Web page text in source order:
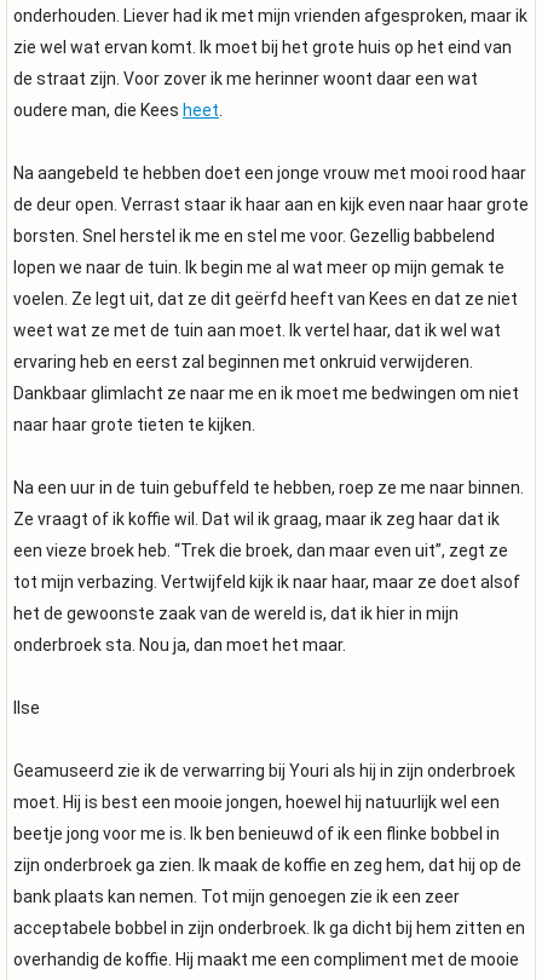
onderhouden. Liever had ik met mijn vrienden afgesproken, maar ik
zie wel wat ervan komt. Ik moet bij het grote huis op het eind van
de straat zijn. Voor zover ik me herinner woont daar een wat
oudere man, die Kees heet
Na aangebeld te hebben doet een jonge vrouw met mooi rood haar
de deur open. Verrast staar ik haar aan en kijk even naar haar grote
borsten. Snel herstel ik me en stel me voor. Gezellig babbelend
lopen we naar de tuin. Ik begin me al wat meer op mijn gemak te
voelen. Ze legt uit, dat ze dit geërfd heeft van Kees en dat ze niet
weet wat ze met de tuin aan moet. Ik vertel haar, dat ik wel wat
ervaring heb en eerst zal beginnen met onkruid verwijderen.
Dankbaar glimlacht ze naar me en ik moet me bedwingen om niet
naar haar grote tieten te kijken.
Na een uur in de tuin gebuffeld te hebben, roep ze me naar binnen.
Ze vraagt of ik koffie wil. Dat wil ik graag, maar ik zeg haar dat ik
een vieze broek heb. “Trek die broek, dan maar even uit”, zegt ze
tot mijn verbazing. Vertwijfeld kijk ik naar haar, maar ze doet alsof
het de gewoonste zaak van de wereld is, dat ik hier in mijn
onderbroek sta. Nou ja, dan moet het maar.
Ilse
Geamuseerd zie ik de verwarring bij Youri als hij in zijn onderbroek
moet. Hij is best een mooie jongen, hoewel hij natuurlijk wel een
beetje jong voor me is. Ik ben benieuwd of ik een flinke bobbel in
zijn onderbroek ga zien. Ik maak de koffie en zeg hem, dat hij op de
bank plaats kan nemen. Tot mijn genoegen zie ik een zeer
acceptabele bobbel in zijn onderbroek. Ik ga dicht bij hem zitten en
overhandig de koffie. Hij maakt me een compliment met de mooie